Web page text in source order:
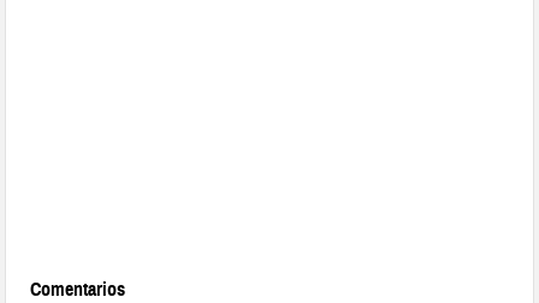
Comentarios